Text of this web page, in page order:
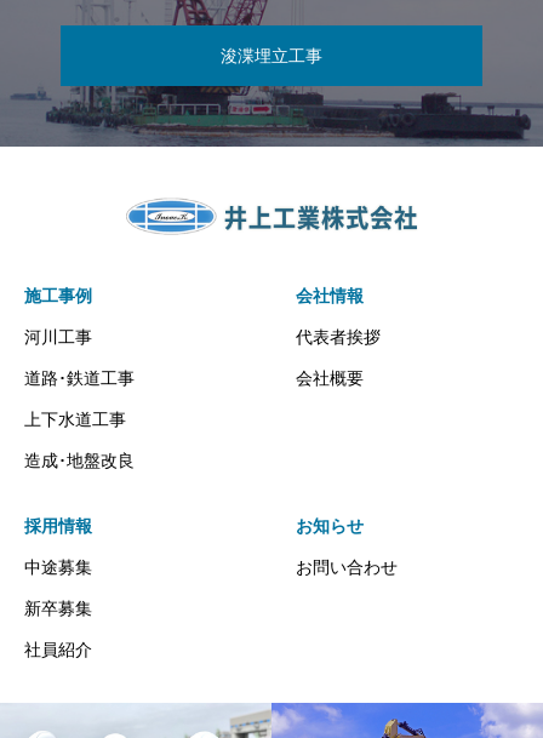
浚渫埋立工事
施工事例
河川工事
道路･鉄道工事
上下水道工事
造成･地盤改良
会社情報
代表者挨拶
会社概要
採用情報
中途募集
新卒募集
社員紹介
お知らせ
お問い合わせ